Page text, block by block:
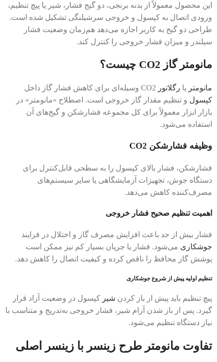
این محصول معمولاً از بدنه برنجی، دو گیج فشار، شیر یا پیچ تنظیم،
ورودی اتصال به کپسول و خروجی سرشیلنگی تشکیل شده است.
طراحی دو گیج به کاربر اجازه می‌دهد هم‌زمان وضعیت فشار
سیلندر و میزان فشار خروجی را کنترل کند.
مانومتر گاز CO2 چیست؟
مانومتر یا رگلاتور
کپسول و تنظیم مقدار گاز خروجی است. اصطلاح «مانومتر» در
بازار ابزار معمولاً برای کل مجموعه فشارشکن و گیج‌های آن
استفاده می‌شود.
وظیفه فشارشکن CO2
فشارشکن، فشار بالای کپسول را به سطحی قابل‌کنترل برای
دستگاه جوش، تجهیزات آزمایشگاهی یا سایر سیستم‌های
مصرف‌کننده کاهش می‌دهد.
اهمیت تنظیم صحیح فشار خروجی
فشار بیش از حد باعث افزایش مصرف گاز و اختلال در فرایند
جوشکاری می‌شود. فشار یا جریان بسیار کم نیز ممکن است
پوشش گاز محافظ را ناقص کرده و کیفیت اتصال را کاهش دهد.
تنظیم اولیه پیش از شروع جوشکاری
پیچ تنظیم باید پیش از باز کردن شیر کپسول در وضعیت آزاد قرار
گیرد. پس از باز شدن آرام شیر، فشار خروجی به‌تدریج و متناسب با
نیاز دستگاه تنظیم می‌شود.
تفاوت مانومتر طرح زینسر با زینسر اصلی